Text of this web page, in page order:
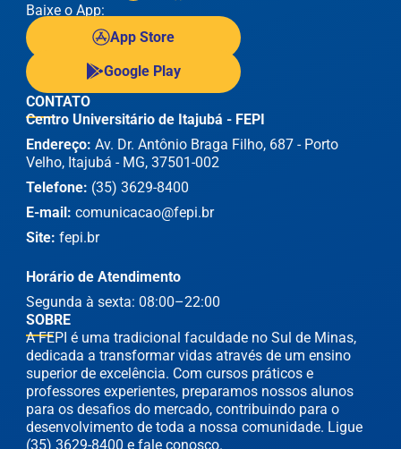
Baixe o App:
App Store
Google Play
SOBRE
A FEPI é uma tradicional faculdade no Sul de Minas,
dedicada a transformar vidas através de um ensino
superior de excelência. Com cursos práticos e
professores experientes, preparamos nossos alunos
para os desafios do mercado, contribuindo para o
desenvolvimento de toda a nossa comunidade. Ligue
(35) 3629-8400 e fale conosco.
CONTATO
Centro Universitário de Itajubá - FEPI
Endereço: Av. Dr. Antônio Braga Filho, 687 - Porto
Velho, Itajubá - MG, 37501-002
Telefone: (35) 3629-8400
E-mail: comunicacao@fepi.br
Site: fepi.br
Horário de Atendimento
Segunda à sexta: 08:00–22:00